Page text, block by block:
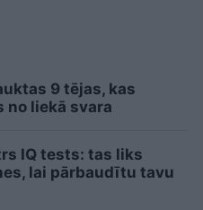
9 tējas, kas
liekā svara
IQ tests: tas liks
lai pārbaudītu tavu